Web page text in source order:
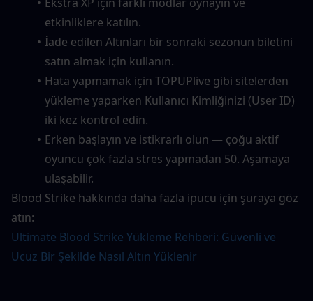
Ekstra XP için farklı modlar oynayın ve
etkinliklere katılın.
İade edilen Altınları bir sonraki sezonun biletini
satın almak için kullanın.
Hata yapmamak için TOPUPlive gibi sitelerden
yükleme yaparken Kullanıcı Kimliğinizi (User ID)
iki kez kontrol edin.
Erken başlayın ve istikrarlı olun — çoğu aktif
oyuncu çok fazla stres yapmadan 50. Aşamaya
ulaşabilir.
Blood Strike hakkında daha fazla ipucu için şuraya göz
atın:
Ultimate Blood Strike Yükleme Rehberi: Güvenli ve
Ucuz Bir Şekilde Nasıl Altın Yüklenir